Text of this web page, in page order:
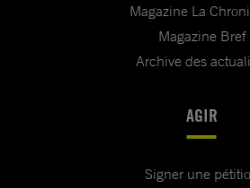
Magazine La
Magazine Bref
Archive des
AGIR
Signer une